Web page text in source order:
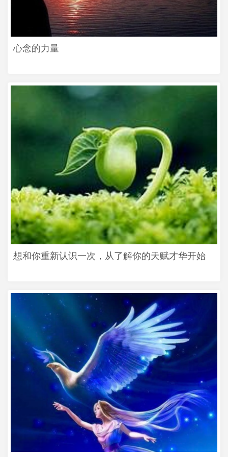
心念的力量
想和你重新认识一次，从了解你的天赋才华开始